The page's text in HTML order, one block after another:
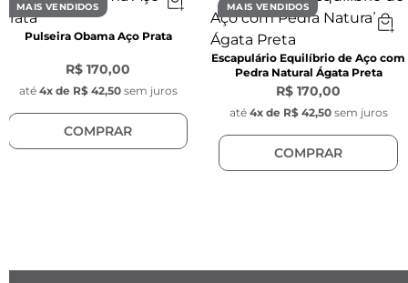
MAIS VENDIDOS
Pulseira Obama Aço Prata
R$ 170,00
até 4x de R$ 42,50 sem juros
COMPRAR
MAIS VENDIDOS
Escapulário Equilíbrio de Aço com
Pedra Natural Ágata Preta
R$ 170,00
até 4x de R$ 42,50 sem juros
COMPRAR